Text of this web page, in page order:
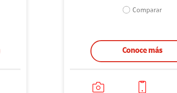
Comparar
Conoce más